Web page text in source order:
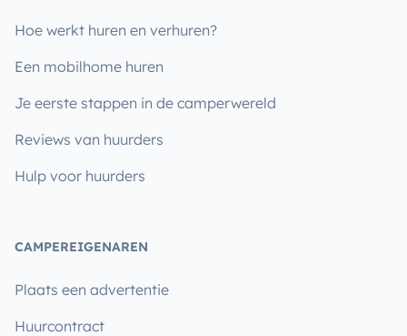
Hoe werkt huren en verhuren?
Een mobilhome huren
Je eerste stappen in de camperwereld
Reviews van huurders
Hulp voor huurders
CAMPEREIGENAREN
Plaats een advertentie
Huurcontract